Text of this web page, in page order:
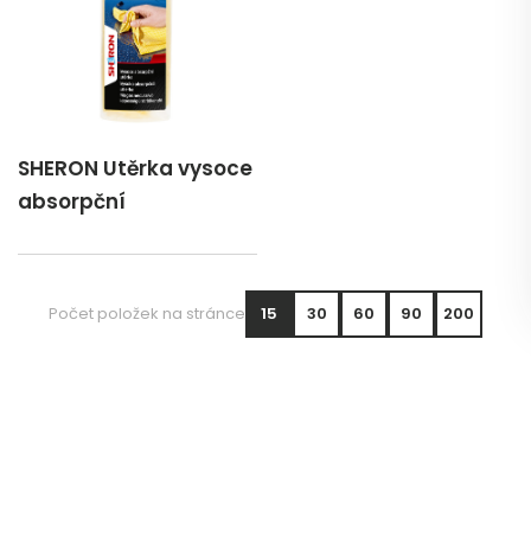
SHERON Utěrka vysoce
absorpční
Počet položek na stránce 15 30 60 90 200